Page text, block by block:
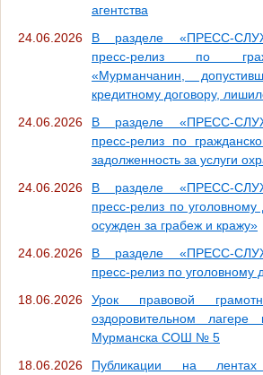
агентства
24.06.2026
В разделе «ПРЕСС-
пресс-релиз по
«Мурманчанин,
кредитному договору,
24.06.2026
В разделе «ПРЕСС-
пресс-релиз по
задолженность за услуги
24.06.2026
В разделе «ПРЕСС-
пресс-релиз по
осужден за грабеж и кражу»
24.06.2026
В разделе «ПРЕСС-
пресс-релиз по уголовному
18.06.2026
Урок правовой
оздоровительном
Мурманска СОШ № 5
18.06.2026
Публикации на